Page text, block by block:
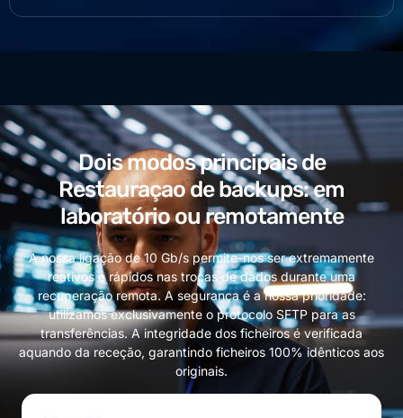
Dois modos principais de
Restauraçao de backups: em
laboratório ou remotamente
A nossa ligação de 10 Gb/s permite-nos ser extremamente
reativos e rápidos nas trocas de dados durante uma
recuperação remota. A segurança é a nossa prioridade:
utilizamos exclusivamente o protocolo SFTP para as
transferências. A integridade dos ficheiros é verificada
aquando da receção, garantindo ficheiros 100% idênticos aos
originais.